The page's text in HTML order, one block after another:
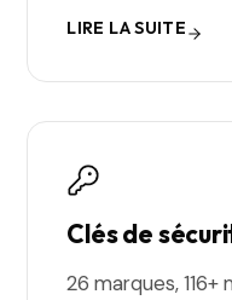
LIRE LA SUITE
Clés de
26 marques,